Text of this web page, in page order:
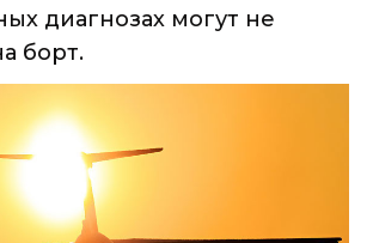
диагнозах могут не
борт.